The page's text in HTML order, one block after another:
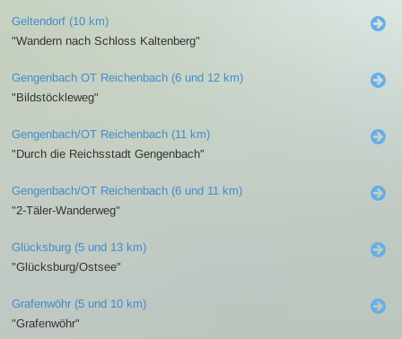
Geltendorf (10 km)
"Wandern nach Schloss Kaltenberg"
Gengenbach OT Reichenbach (6 und 12 km)
"Bildstöckleweg"
Gengenbach/OT Reichenbach (11 km)
"Durch die Reichsstadt Gengenbach"
Gengenbach/OT Reichenbach (6 und 11 km)
"2-Täler-Wanderweg"
Glücksburg (5 und 13 km)
"Glücksburg/Ostsee"
Grafenwöhr (5 und 10 km)
"Grafenwöhr"